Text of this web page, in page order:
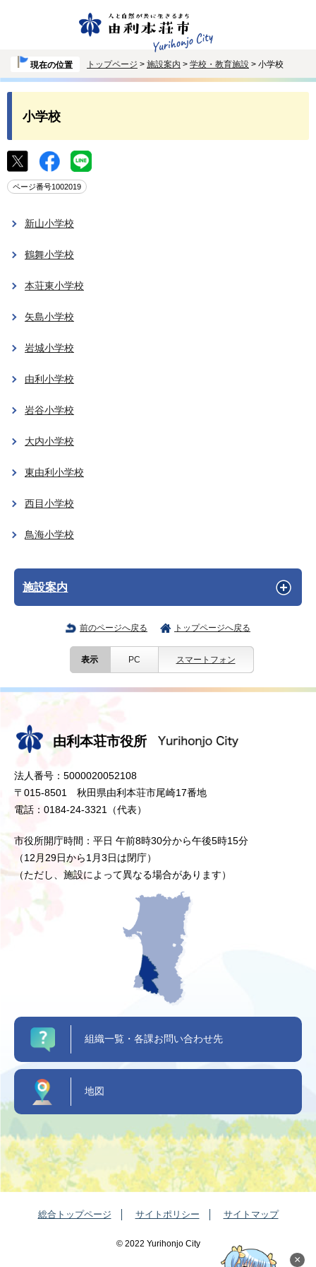
現在の位置 トップページ > 施設案内 > 学校・教育施設 > 小学校
小学校
ページ番号1002019
新山小学校
鶴舞小学校
本荘東小学校
矢島小学校
岩城小学校
由利小学校
岩谷小学校
大内小学校
東由利小学校
西目小学校
鳥海小学校
施設案内
前のページへ戻る トップページへ戻る
表示 PC スマートフォン
×
由利本荘市役所
法人番号：5000020052108
〒015-8501 秋田県由利本荘市尾崎17番地
電話：0184-24-3321（代表）
市役所開庁時間：平日 午前8時30分から午後5時15分
（12月29日から1月3日は閉庁）
（ただし、施設によって異なる場合があります）
組織一覧・各課お問い合わせ先
地図
総合トップページ サイトポリシー サイトマップ
©️ 2022 Yurihonjo City